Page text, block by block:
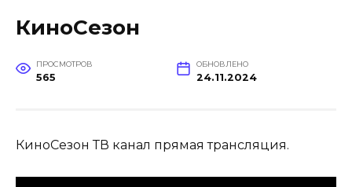
КиноСезон
ПРОСМОТРОВ
565
ОБНОВЛЕНО
24.11.2024
КиноСезон ТВ канал прямая трансляция.